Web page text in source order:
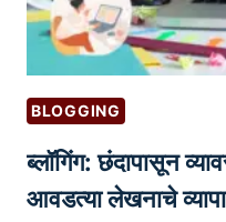
BLOGGING
ब्लॉगिंग: छंदापासून
आवडत्या लेखनाचे